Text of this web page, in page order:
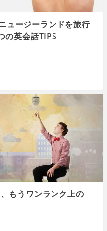
ュージーランドを旅行
の英会話TIPS
もうワンランク上の